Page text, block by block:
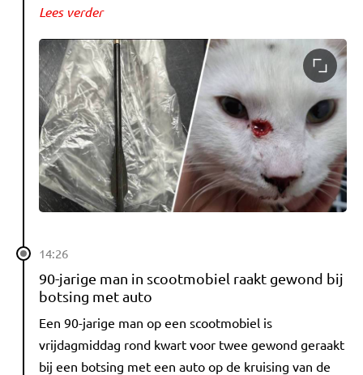
Lees verder
14:26
90-jarige man in scootmobiel raakt gewond bij
botsing met auto
Een 90-jarige man op een scootmobiel is
vrijdagmiddag rond kwart voor twee gewond geraakt
bij een botsing met een auto op de kruising van de